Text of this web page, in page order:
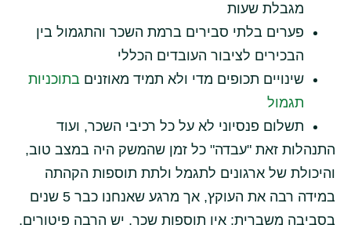
מגבלת שעות
פערים בלתי סבירים ברמת השכר והתגמול בין
הבכירים לציבור העובדים הכללי
שינויים תכופים מדי ולא תמיד מאוזנים בתוכניות
תגמול
תשלום פנסיוני לא על כל רכיבי השכר, ועוד
התנהלות זאת "עבדה" כל זמן שהמשק היה במצב טוב,
והיכולת של ארגונים לתגמל ולתת תוספות הקהתה
במידה רבה את העוקץ, אך מרגע שאנחנו כבר 5 שנים
בסביבה משברית: אין תוספות שכר, יש הרבה פיטורים,